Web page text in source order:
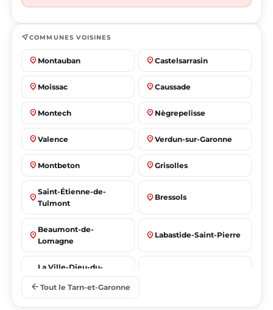
near_meCOMMUNES VOISINES
place Montauban place Castelsarrasin
place Moissac place Caussade
place Montech place Nègrepelisse
place Valence place Verdun-sur-Garonne
place Montbeton place Grisolles
place
Saint-Étienne-de-
Tulmont
place Bressols
place
Beaumont-de-
Lomagne
place Labastide-Saint-Pierre
La Ville-Dieu-du-
arrow_back Tout le Tarn-et-Garonne